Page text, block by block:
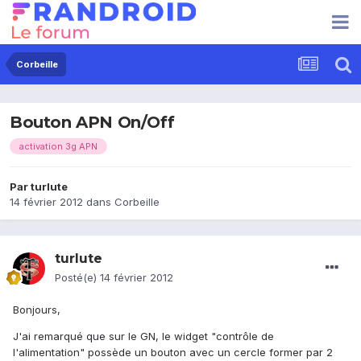
Corbeille
Bouton APN On/Off
activation 3g APN
Parturlute
14 février 2012 dans Corbeille
turlute
Posté(e) 14 février 2012
Bonjours,
J'ai remarqué que sur le GN, le widget "contrôle de
l'alimentation" possède un bouton avec un cercle former par 2